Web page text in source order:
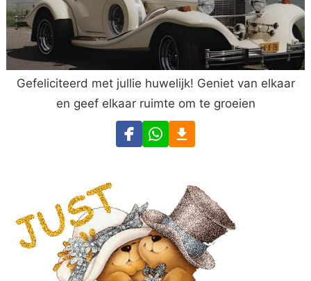
Gefeliciteerd met jullie huwelijk! Geniet van elkaar
en geef elkaar ruimte om te groeien